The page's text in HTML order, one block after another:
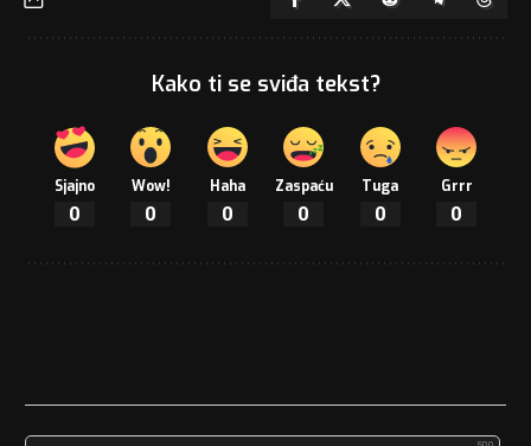
Kako ti se sviđa tekst?
Sjajno
0
Wow!
0
Haha
0
Zaspaću
0
Tuga
0
Grrr
0